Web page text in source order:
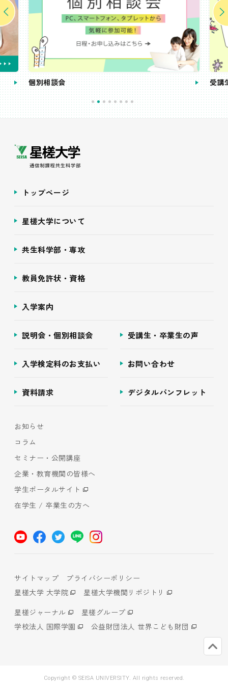
個別相談会 受講
トップページ
星槎大学について
共生科学部・専攻
教員免許状・資格
入学案内
説明会・個別相談会 受講生・卒業生の声
入学検定料のお支払い お問い合わせ
資料請求 デジタルパンフレット
お知らせ
コラム
セミナー・公開講座
企業・教育機関の皆様へ
学生ポータルサイト
在学生 / 卒業生の方へ
サイトマップ
プライバシーポリシー
星槎大学 大学院
星槎大学機関リポジトリ
星槎ジャーナル
星槎グループ
学校法人 国際学園
公益財団法人 世界こども財団
Copyright © SEISA UNIVERSITY. All rights reserved.